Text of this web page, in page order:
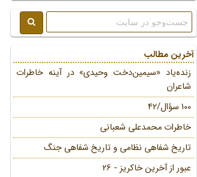
آخرین مطالب
زنده‌یاد «سیمین‌دخت وحیدی» در آینه خاطرات
شاعران
100 سؤال/42
خاطرات محمد‌علی شعبانی
تاریخ شفاهی نظامی و تاریخ شفاهی جنگ
عبور از آخرین خاکریز - 26